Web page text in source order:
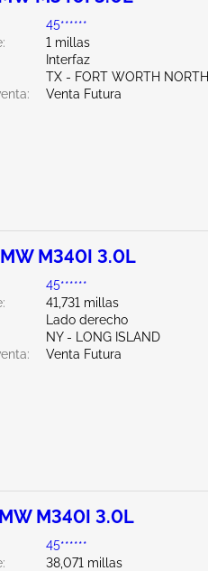
45******
1 millas
Interfaz
TX - FORT WORTH NORTH
Venta Futura
M340I 3.0L
45******
41,731 millas
Lado derecho
NY - LONG ISLAND
Venta Futura
M340I 3.0L
45******
38,071 millas